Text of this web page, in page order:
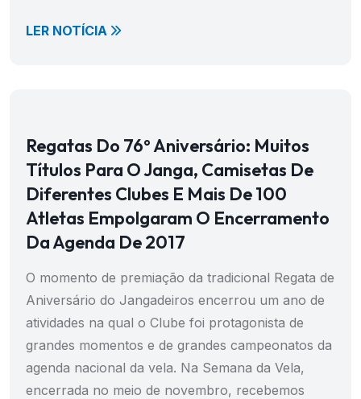
LER NOTÍCIA
Regatas Do 76º Aniversário: Muitos
Títulos Para O Janga, Camisetas De
Diferentes Clubes E Mais De 100
Atletas Empolgaram O Encerramento
Da Agenda De 2017
O momento de premiação da tradicional Regata de
Aniversário do Jangadeiros encerrou um ano de
atividades na qual o Clube foi protagonista de
grandes momentos e de grandes campeonatos da
agenda nacional da vela. Na Semana da Vela,
encerrada no meio de novembro, recebemos